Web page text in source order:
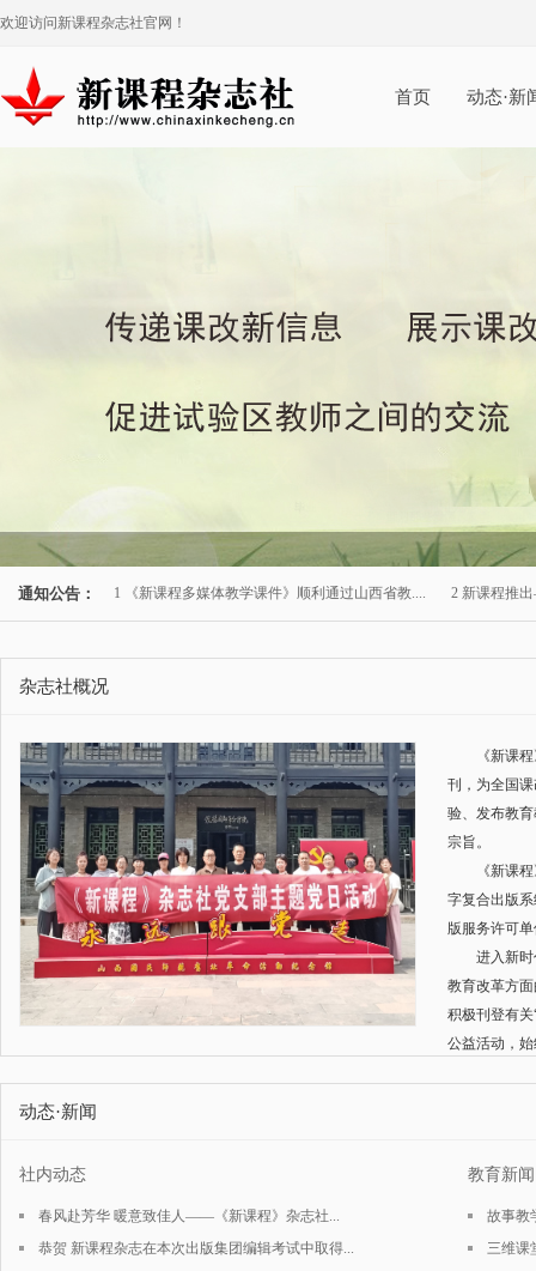
欢迎访问新课程杂志社官网！
首页 动态·新
通知公告： 1 《新课程多媒体教学课件》顺利通过山西省教.... 2 新课程推出
杂志社概况
《新课
刊，为全国
验、发布教
宗旨。
《新课
字复合出版
版服务许可
进入新
教育改革方
积极刊登有
公益活动，
动态·新闻
社内动态
春风赴芳华 暖意致佳人——《新课程》杂志社...
恭贺 新课程杂志在本次出版集团编辑考试中取得...
教育
故事教
三维课